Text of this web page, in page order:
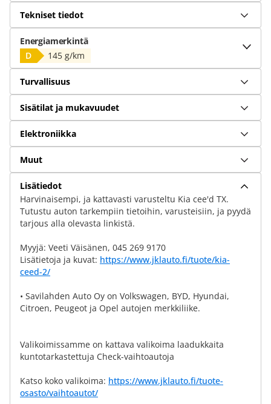
Tekniset tiedot
Energiamerkintä
D
145 g/km
Turvallisuus
Sisätilat ja mukavuudet
Elektroniikka
Muut
Lisätiedot
Harvinaisempi, ja kattavasti varusteltu Kia cee'd TX.
Tutustu auton tarkempiin tietoihin, varusteisiin, ja pyydä
tarjous alla olevasta linkistä.
Myyjä: Veeti Väisänen, 045 269 9170
Lisätietoja ja kuvat: https://www.jklauto.fi/tuote/kia-
ceed-2/
• Savilahden Auto Oy on Volkswagen, BYD, Hyundai,
Citroen, Peugeot ja Opel autojen merkkiliike.
Valikoimissamme on kattava valikoima laadukkaita
kuntotarkastettuja Check-vaihtoautoja
Katso koko valikoima: https://www.jklauto.fi/tuote-
osasto/vaihtoautot/